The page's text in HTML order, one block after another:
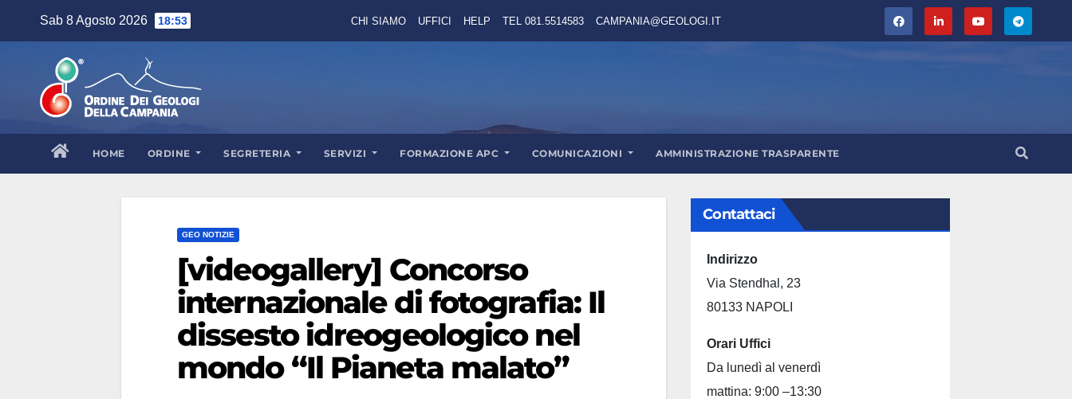
Sab 8 Agosto 2026 18:53 CHI SIAMO UFFICI HELP TEL 081.5514583 CAMPANIA@GEOLOGI.IT
HOME ORDINE SEGRETERIA SERVIZI FORMAZIONE APC COMUNICAZIONI AMMINISTRAZIONE TRASPARENTE
GEO NOTIZIE
[videogallery] Concorso
internazionale di fotografia: Il
dissesto idreogeologico nel
mondo “Il Pianeta malato”
Contattaci
Indirizzo
Via Stendhal, 23
80133 NAPOLI
Orari Uffici
Da lunedì al venerdì
mattina: 9:00 –13:30